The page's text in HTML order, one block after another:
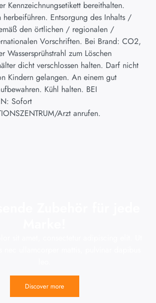
Kennzeichnungsetikett bereithalten.
herbeiführen. Entsorgung des Inhalts /
den örtlichen / regionalen /
Vorschriften. Bei Brand: CO2,
Wassersprühstrahl zum Löschen
dicht verschlossen halten. Darf nicht
Kindern gelangen. An einem gut
Kühl halten. BEI
Sofort
Arzt anrufen.
Discover more